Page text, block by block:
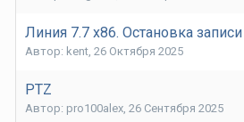
Линия 7.7 x86. Остановка записи
Автор: kent, 26 Октября 2025
PTZ
Автор: pro100alex, 26 Сентября 2025